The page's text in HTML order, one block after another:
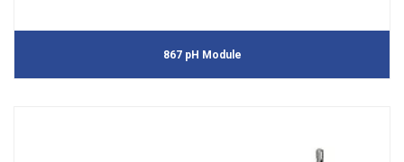
867 pH Module